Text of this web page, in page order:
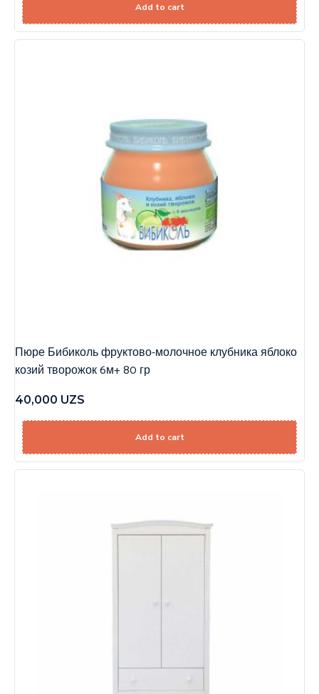
Add to cart
Пюре Бибиколь фруктово-молочное клубника яблоко
козий творожок 6м+ 80 гр
40,000 UZS
Add to cart